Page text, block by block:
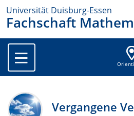
Universität Duisburg-Essen
Fachschaft
Vergangene